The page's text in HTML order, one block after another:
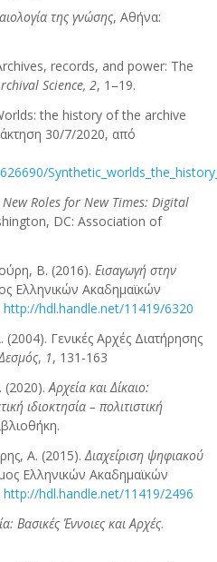
της γνώσης, Αθήνα:
records, and power: The
Science, 2, 1–19.
the history of the archive
30/7/2020, από
New Roles for New Times: Digital
DC: Association of
Β. (2016). Εισαγωγή στην
Ελληνικών Ακαδημαϊκών
http://hdl.handle.net/11419/6320
Γενικές Αρχές Διατήρησης
, 1, 131-163
Αρχεία και Δίκαιο:
ιδιοκτησία – πολιτιστική
Α. (2015). Διαχείριση ψηφιακού
Ελληνικών Ακαδημαϊκών
http://hdl.handle.net/11419/2496
Βασικές Έννοιες και Αρχές.